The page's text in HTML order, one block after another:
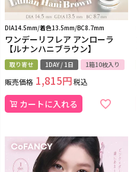
DIA14.5mm/着色13.5mm/BC8.7mm
ワンデーリフレア アンローラ
【ルナンハニブラウン】
取り寄せ 1DAY / 1日 1箱10枚入り
販売価格 1,815 税込
カートに入れる